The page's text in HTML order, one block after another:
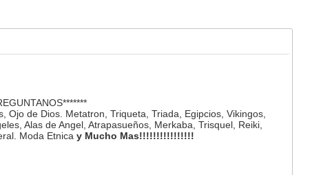
Ojo de Dios. Metatron, Triqueta, Triada, Egipcios, Vikingos,
Alas de Angel, Atrapasueños, Merkaba, Trisquel, Reiki,
Moda Etnica y Mucho Mas!!!!!!!!!!!!!!!!